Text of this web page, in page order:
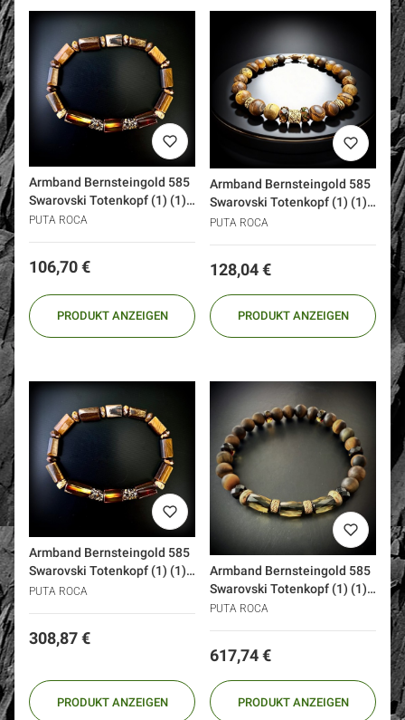
Armband Bernsteingold 585
Swarovski Totenkopf (1) (1)
(1)
PUTA ROCA
Preis
106,70 €
PRODUKT ANZEIGEN
Armband Bernsteingold 585
Swarovski Totenkopf (1) (1)
(1)
PUTA ROCA
Preis
128,04 €
PRODUKT ANZEIGEN
Armband Bernsteingold 585
Swarovski Totenkopf (1) (1)
(1) (1)
PUTA ROCA
Preis
308,87 €
PRODUKT ANZEIGEN
Armband Bernsteingold 585
Swarovski Totenkopf (1) (1)
(1) (1) (1)
PUTA ROCA
Preis
617,74 €
PRODUKT ANZEIGEN